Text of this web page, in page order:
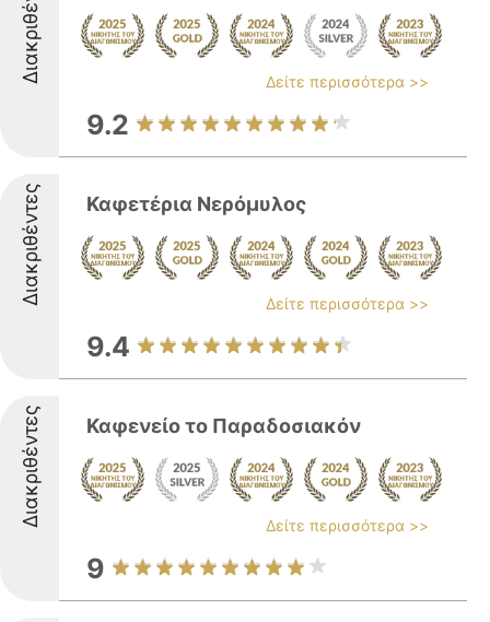
Δείτε περισσότερα >>
9.2
Διακριθέντες Καφετέρια Νερόμυλος
Δείτε περισσότερα >>
9.4
Διακριθέντες Καφενείο το Παραδοσιακόν
Δείτε περισσότερα >>
9